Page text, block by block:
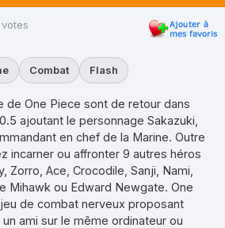
Combat Flash
de One Piece sont de retour dans
ajoutant le personnage Sakazuki,
en chef de la Marine. Outre
incarner ou affronter 9 autres héros
Zorro, Ace, Crocodile, Sanji, Nami,
Mihawk ou Edward Newgate. One
de combat nerveux proposant
ami sur le même ordinateur ou